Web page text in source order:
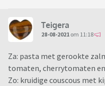
Teigera
28-08-2021 om 11:18
Za: pasta met gerookte
tomaten, cherrytomaten
Zo: kruidige couscous met